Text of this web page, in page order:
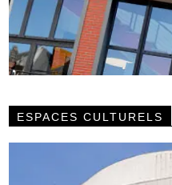
ESPACES CULTURELS